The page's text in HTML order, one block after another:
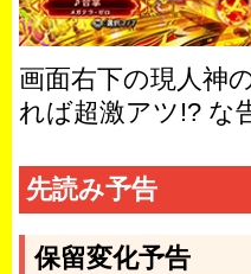
画面右下の現人神
れば超激アツ!? な
先読み予告
保留変化予告